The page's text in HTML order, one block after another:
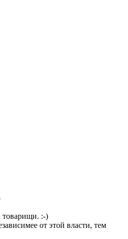
товарищи. :-)
от этой власти, тем